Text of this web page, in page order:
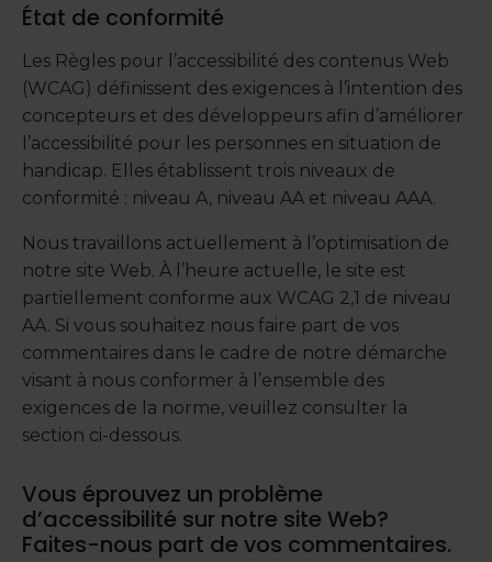
État de conformité
Les Règles pour l’accessibilité des contenus Web
(WCAG) définissent des exigences à l’intention des
concepteurs et des développeurs afin d’améliorer
l’accessibilité pour les personnes en situation de
handicap. Elles établissent trois niveaux de
conformité : niveau A, niveau AA et niveau AAA.
Nous travaillons actuellement à l’optimisation de
notre site Web. À l’heure actuelle, le site est
partiellement conforme aux WCAG 2,1 de niveau
AA. Si vous souhaitez nous faire part de vos
commentaires dans le cadre de notre démarche
visant à nous conformer à l’ensemble des
exigences de la norme, veuillez consulter la
section ci-dessous.
Vous éprouvez un problème
d’accessibilité sur notre site Web?
Faites-nous part de vos commentaires.